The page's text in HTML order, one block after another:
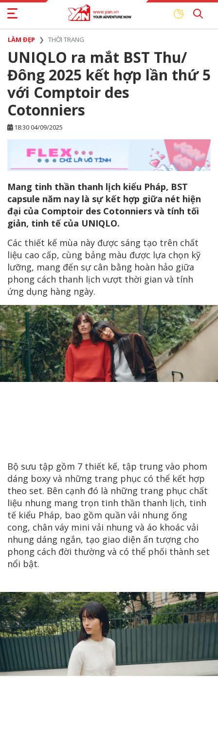
LÀM ĐẸP THỜI TRANG
UNIQLO ra mắt BST Thu/
Đông 2025 kết hợp lần thứ 5
với Comptoir des
Cotonniers
18:30 04/09/2025
Mang tinh thần thanh lịch kiểu Pháp, BST
capsule năm nay là sự kết hợp giữa nét hiện
đại của Comptoir des Cotonniers và tính tối
giản, tinh tế của UNIQLO.
Các thiết kế mùa này được sáng tạo trên chất
liệu cao cấp, cùng bảng màu được lựa chọn kỹ
lưỡng, mang đến sự cân bằng hoàn hảo giữa
phong cách thanh lịch vượt thời gian và tính
ứng dụng hàng ngày.
Bộ sưu tập gồm 7 thiết kế, tập trung vào phom
dáng boxy và những trang phục có thể kết hợp
theo set. Bên cạnh đó là những trang phục chất
liệu nhung mang trọn tinh thần thanh lịch, tinh
tế kiểu Pháp, bao gồm quần vải nhung ống
cong, chân váy mini vải nhung và áo khoác vải
nhung dáng ngắn, tạo giao diện ấn tượng cho
phong cách đời thường và có thể phối thành set
nổi bật.